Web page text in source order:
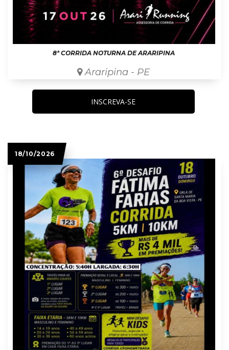
8ª CORRIDA NOTURNA DE ARARIPINA
Araripina - PE
INSCREVA-SE
18/10/2026